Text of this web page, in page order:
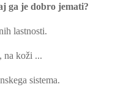
ga je dobro jemati?
lastnosti.
na koži ...
sistema.